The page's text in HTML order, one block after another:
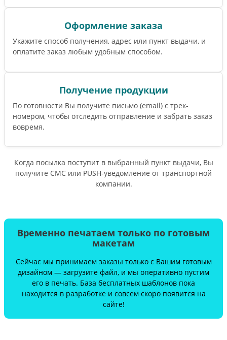
Оформление заказа
Укажите способ получения, адрес или пункт выдачи, и
оплатите заказ любым удобным способом.
Получение продукции
По готовности Вы получите письмо (email) c трек-
номером, чтобы отследить отправление и забрать заказ
вовремя.
Когда посылка поступит в выбранный пункт выдачи, Вы
получите СМС или PUSH-уведомление от транспортной
компании.
Временно печатаем только по готовым
макетам
Сейчас мы принимаем заказы только с Вашим готовым
дизайном — загрузите файл, и мы оперативно пустим
его в печать. База бесплатных шаблонов пока
находится в разработке и совсем скоро появится на
сайте!